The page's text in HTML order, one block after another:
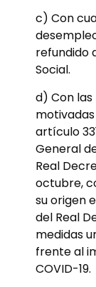
c) Con
refundido
Social.
d) Con
artículo
General
Real
octubre,
su origen
del Real
medidas
frente al
COVID-19.